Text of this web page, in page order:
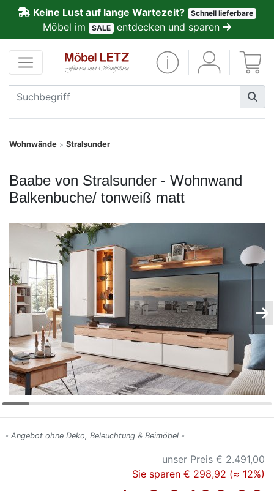
Keine Lust auf lange Wartezeit? Schnell lieferbare
Möbel im SALE entdecken und sparen
Wohnwände > Stralsunder
Baabe von Stralsunder - Wohnwand
Balkenbuche/ tonweiß matt
- Angebot ohne Deko, Beleuchtung & Beimöbel -
unser Preis € 2.491,00
Sie sparen € 298,92 (≈ 12%)
Kundenmeinungen
Anmelden
PREMIUM
Schnell
SALE
Polsterplaner
Möbel-
Konfigurator
0%
Finanzierung
Markenwelt
Letz-
Deals